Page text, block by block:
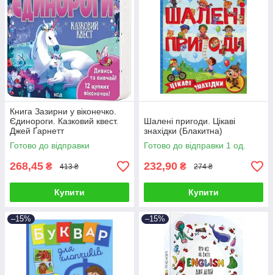
Книга Зазирни у віконечко.
Єдинороги. Казковий квест.
Джей Ґарнетт
Готово до відправки
268,45 ₴ 413 ₴
Купити
Шалені пригоди. Цікаві
знахідки (Блакитна)
Готово до відправки 1 од.
232,90 ₴ 274 ₴
Купити
–15% –15%